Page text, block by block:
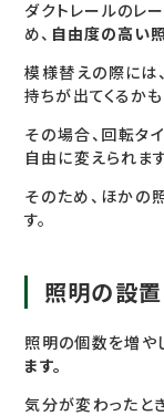
ダクトレールのレ
め、 自由度の高い
模様替えの際には
持ちが出てくるかも
その場合、回転タ
自由に変えられます
そのため、ほかの
す。
照明の設置
照明の個数を増や
ます。
気分が変わったと